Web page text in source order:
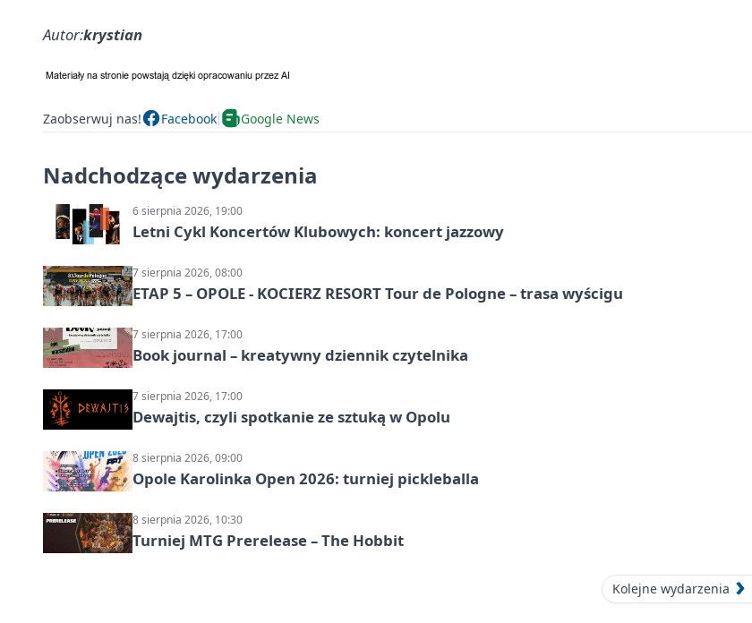
Autor:krystian
Zaobserwuj nas! Facebook Google News
Nadchodzące wydarzenia
6 sierpnia 2026, 19:00
Letni Cykl Koncertów Klubowych: koncert jazzowy
7 sierpnia 2026, 08:00
ETAP 5 – OPOLE - KOCIERZ RESORT Tour de Pologne – trasa wyścigu
7 sierpnia 2026, 17:00
Book journal – kreatywny dziennik czytelnika
7 sierpnia 2026, 17:00
Dewajtis, czyli spotkanie ze sztuką w Opolu
8 sierpnia 2026, 09:00
Opole Karolinka Open 2026: turniej pickleballa
8 sierpnia 2026, 10:30
Turniej MTG Prerelease – The Hobbit
Kolejne wydarzenia